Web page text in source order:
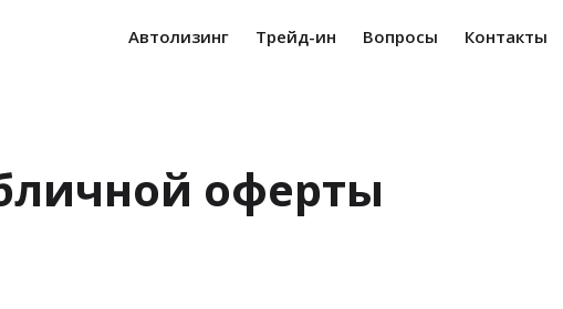
Автолизинг Трейд-ин Вопросы Контакты
оферты